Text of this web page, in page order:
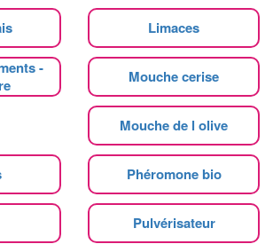
Limaces
-
Mouche cerise
Mouche de l olive
Phéromone bio
Pulvérisateur